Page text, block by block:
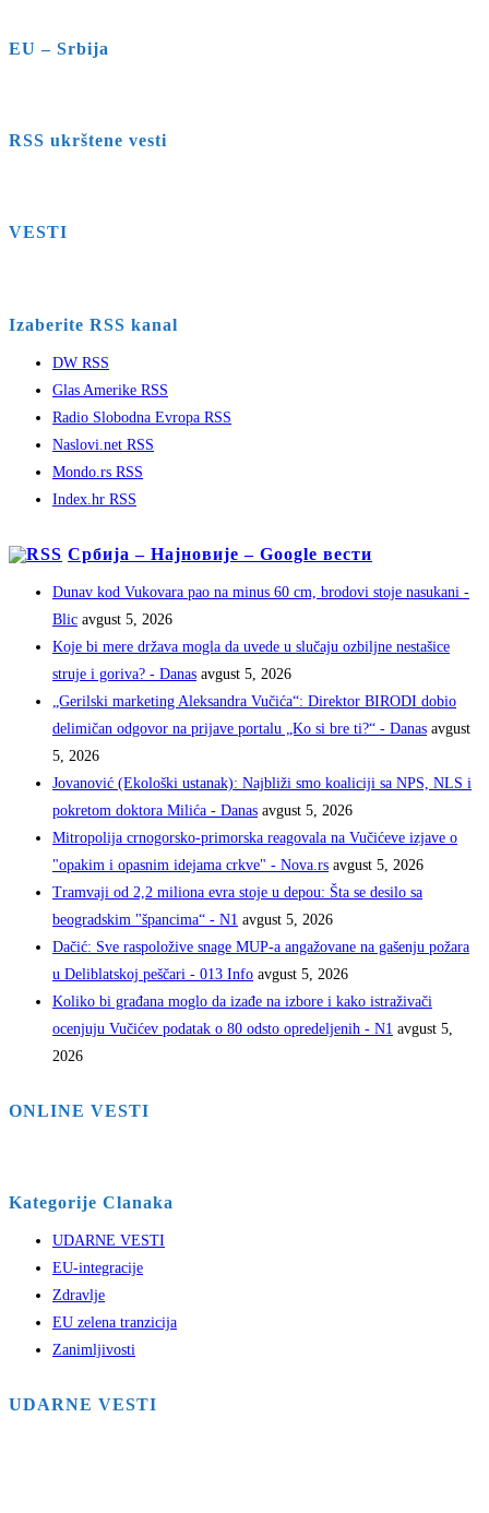
EU – Srbija
RSS ukrštene vesti
VESTI
Izaberite RSS kanal
DW RSS
Glas Amerike RSS
Radio Slobodna Evropa RSS
Naslovi.net RSS
Mondo.rs RSS
Index.hr RSS
Србија – Најновије – Google вести
Dunav kod Vukovara pao na minus 60 cm, brodovi stoje nasukani -
Blic avgust 5, 2026
Koje bi mere država mogla da uvede u slučaju ozbiljne nestašice
struje i goriva? - Danas avgust 5, 2026
„Gerilski marketing Aleksandra Vučića“: Direktor BIRODI dobio
delimičan odgovor na prijave portalu „Ko si bre ti?“ - Danas avgust
5, 2026
Jovanović (Ekološki ustanak): Najbliži smo koaliciji sa NPS, NLS i
pokretom doktora Milića - Danas avgust 5, 2026
Mitropolija crnogorsko-primorska reagovala na Vučićeve izjave o
"opakim i opasnim idejama crkve" - Nova.rs avgust 5, 2026
Tramvaji od 2,2 miliona evra stoje u depou: Šta se desilo sa
beogradskim "špancima“ - N1 avgust 5, 2026
Dačić: Sve raspoložive snage MUP-a angažovane na gašenju požara
u Deliblatskoj peščari - 013 Info avgust 5, 2026
Koliko bi građana moglo da izađe na izbore i kako istraživači
ocenjuju Vučićev podatak o 80 odsto opredeljenih - N1 avgust 5,
2026
ONLINE VESTI
Kategorije Clanaka
UDARNE VESTI
EU-integracije
Zdravlje
EU zelena tranzicija
Zanimljivosti
UDARNE VESTI